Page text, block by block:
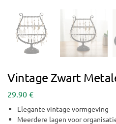
Vintage Zwart
29.90 €
Elegante vintage vormgeving
Meerdere lagen voor